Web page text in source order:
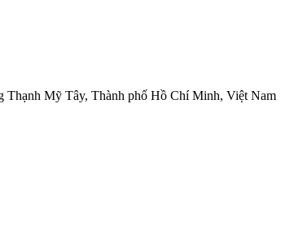
Thạnh Mỹ Tây, Thành phố Hồ Chí Minh, Việt Nam